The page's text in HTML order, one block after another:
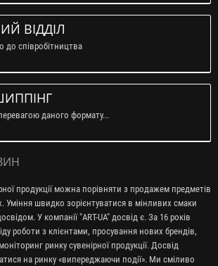
ВІДДІЛ
до співробітництва
даного формату...
продукції можна порівняти з продажем предметів
Уміння швидко зорієнтуватися в мінливих смаки
У компанії "ART-UA" досвід є. За 16 років
роботи з клієнтами, просування нових брендів,
ринку сувенірної продукції. Досвід
на ринку «випереджаючи події». Ми сміливо